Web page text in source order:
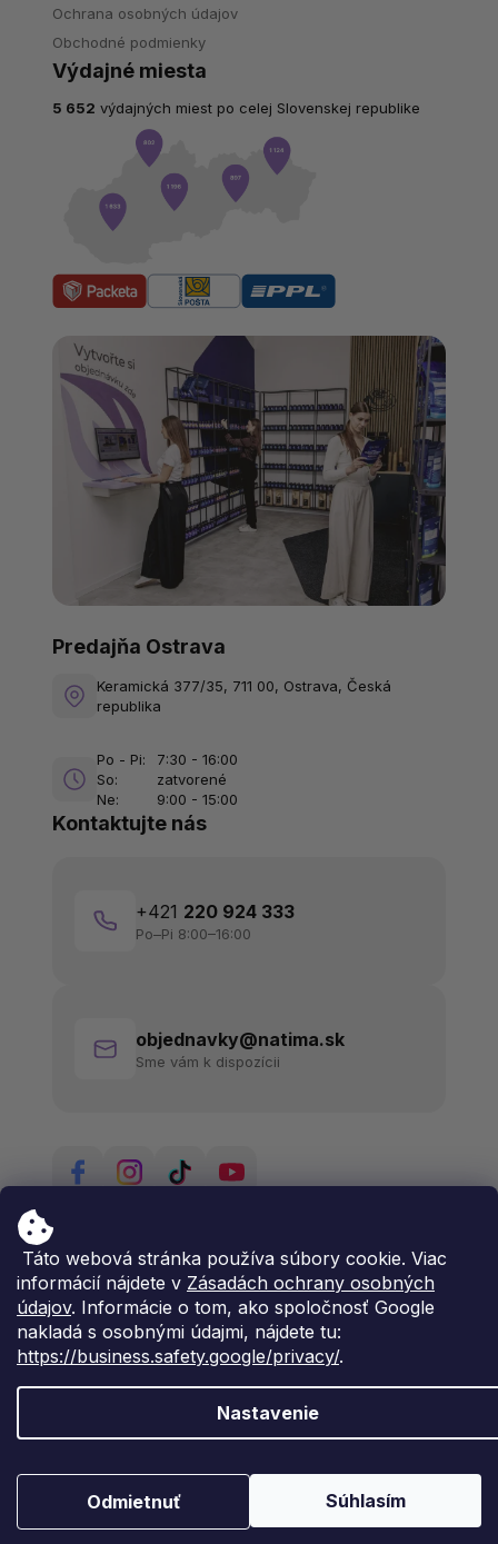
Táto webová stránka používa súbory cookie. Viac
informácií nájdete v Zásadách ochrany osobných
údajov. Informácie o tom, ako spoločnosť Google
nakladá s osobnými údajmi, nájdete tu:
https://business.safety.google/privacy/.
Nastavenie
Odmietnuť Súhlasím
Ochrana osobných údajov
Obchodné podmienky
Kontaktujte nás
+421 220 924 333
Po–Pi 8:00–16:00
objednavky@natima.sk
Sme vám k dispozícii
Predajňa Ostrava
Keramická 377/35, 711 00, Ostrava, Česká
republika
Po - Pi:
7:30 - 16:00
So:
zatvorené
Ne:
9:00 - 15:00
Výdajné miesta
5 652 výdajných miest po celej Slovenskej republike
Vytvoril Shoptet Premium
. Všetky práva vyhradené.
Upraviť nastavenie cookies